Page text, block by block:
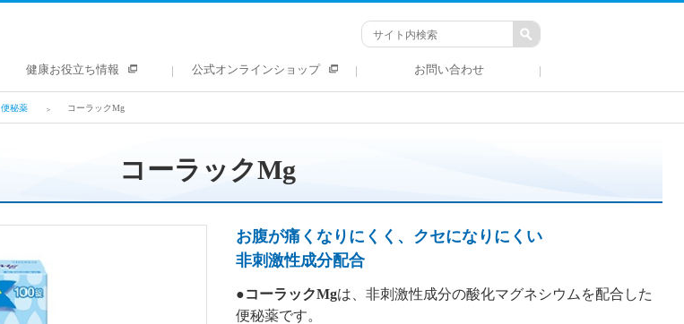
健康お役立ち情報 公式オンラインショップ お問い合わせ
便秘薬 コーラックMg
コーラックMg
お腹が痛くなりにくく、クセになりにくい
非刺激性成分配合
●コーラックMgは、非刺激性成分の酸化マグネシウムを配合した
便秘薬です。